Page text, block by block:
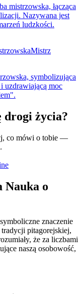
mistrzowska, łącząca
Nazywana jest
ludzkości.
Mistrz
symbolizująca
uzdrawiającą moc
drogi życia?
co mówi o tobie —
o
znaczenie
pitagorejskiej,
że za liczbami
naszą osobowość,